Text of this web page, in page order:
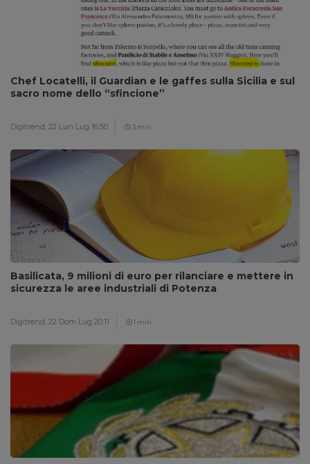
Chef Locatelli, il Guardian e le gaffes sulla Sicilia e sul
sacro nome dello “sfincione”
Digitrend, 22 Lun Lug 16:50 3 min
Basilicata, 9 milioni di euro per rilanciare e mettere in
sicurezza le aree industriali di Potenza
Digitrend, 22 Dom Lug 20:11 1 min